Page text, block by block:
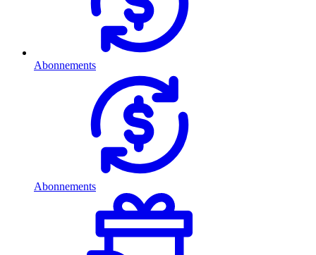
Abonnements
Abonnements